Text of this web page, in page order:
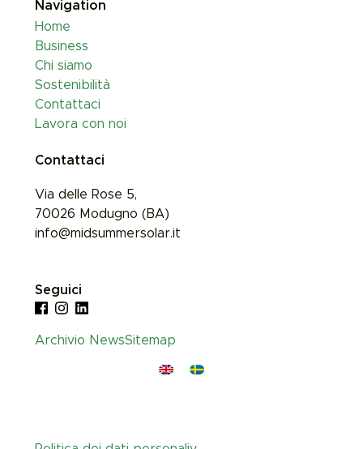
Navigation
Home
Business
Chi siamo
Sostenibilità
Contattaci
Lavora con noi
Contattaci
Via delle Rose 5,
70026 Modugno (BA)
info@midsummersolar.it
Seguici
Archivio NewsSitemap